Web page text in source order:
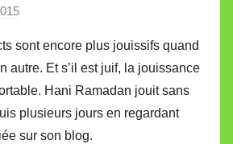
e
r
M
i
r
e
sont encore plus jouissifs quand
autre. Et s’il est juif, la jouissance
Hani Ramadan jouit sans
plusieurs jours en regardant
sur son blog.